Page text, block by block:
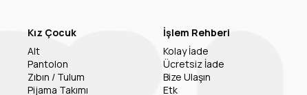
Kız Çocuk
Alt
Pantolon
Zıbın / Tulum
Pijama Takımı
İşlem Rehberi
Kolay İade
Ücretsiz İade
Bize Ulaşın
Etk